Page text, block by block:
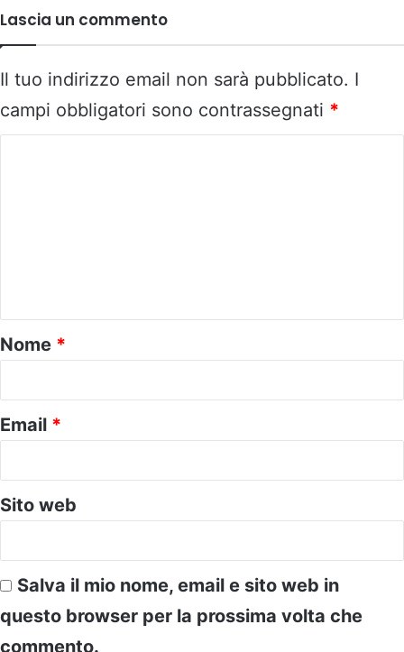
Lascia un commento
Il tuo indirizzo email non sarà pubblicato. I
campi obbligatori sono contrassegnati *
o
*
Nome *
Email *
Sito web
Salva il mio nome, email e sito web in
questo browser per la prossima volta che
commento.